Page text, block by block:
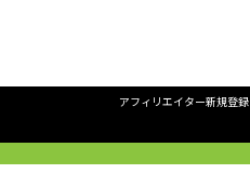
アフィリエイター新規登録